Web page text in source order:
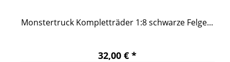
Monstertruck Kompletträder 1:8 schwarze Felge...
32,00 € *